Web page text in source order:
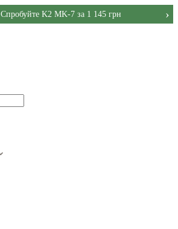
Спробуйте K2 MK-7 за 1 145 грн ›